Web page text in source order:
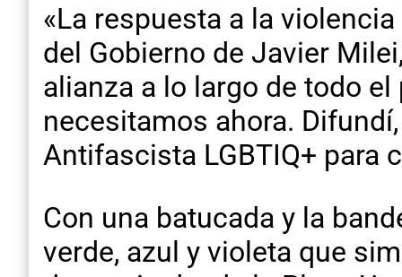
«La respuesta a la
del Gobierno de Javier
alianza a lo largo de todo
necesitamos ahora.
Antifascista LGBTIQ+ para
Con una batucada y la
verde, azul y violeta que